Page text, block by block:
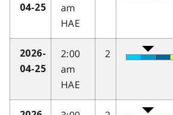
04-25
am
HAE
2026-
04-25
2:00
am
HAE
2